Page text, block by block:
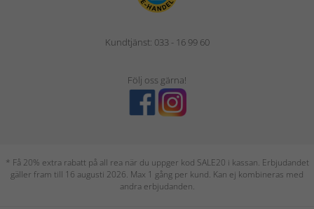
Kundtjänst: 033 - 16 99 60
Följ oss gärna!
* Få 20% extra rabatt på all rea när du uppger kod SALE20 i kassan. Erbjudandet
gäller fram till 16 augusti 2026. Max 1 gång per kund. Kan ej kombineras med
andra erbjudanden.